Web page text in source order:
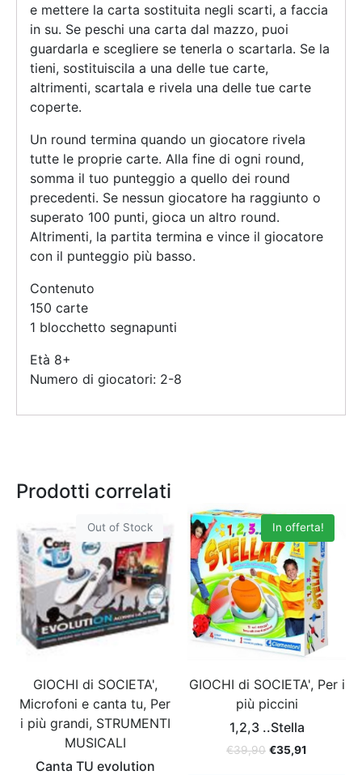
e mettere la carta sostituita negli scarti, a faccia
in su. Se peschi una carta dal mazzo, puoi
guardarla e scegliere se tenerla o scartarla. Se la
tieni, sostituiscila a una delle tue carte,
altrimenti, scartala e rivela una delle tue carte
coperte.
Un round termina quando un giocatore rivela
tutte le proprie carte. Alla fine di ogni round,
somma il tuo punteggio a quello dei round
precedenti. Se nessun giocatore ha raggiunto o
superato 100 punti, gioca un altro round.
Altrimenti, la partita termina e vince il giocatore
con il punteggio più basso.
Contenuto
150 carte
1 blocchetto segnapunti
Età 8+
Numero di giocatori: 2-8
Prodotti correlati
Out of Stock
GIOCHI di SOCIETA',
Microfoni e canta tu, Per
i più grandi, STRUMENTI
MUSICALI
Canta TU evolution
In offerta!
GIOCHI di SOCIETA', Per i
più piccini
1,2,3 ..Stella
€39,90 €35,91